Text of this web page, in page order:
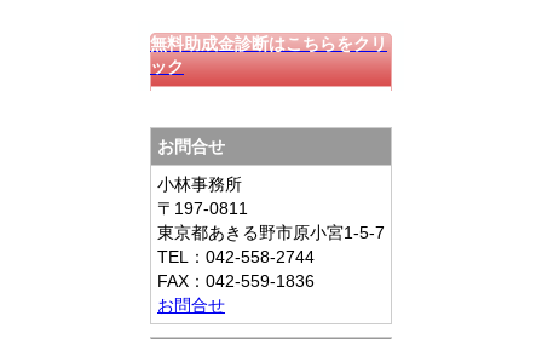
無料助成金診断はこちらをクリ
ック
お問合せ
小林事務所
〒197-0811
東京都あきる野市原小宮1-5-7
TEL：042-558-2744
FAX：042-559-1836
お問合せ